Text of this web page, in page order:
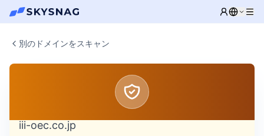
別のドメインをスキャン
iii-oec.co.jp